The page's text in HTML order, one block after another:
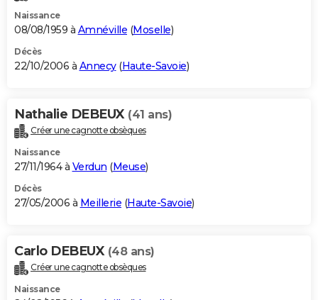
Naissance
08/08/1959 à Amnéville (Moselle)
Décès
22/10/2006 à Annecy(Haute-Savoie)
Nathalie DEBEUX (41 ans)
Créer une cagnotte obsèques
Naissance
27/11/1964 à Verdun (Meuse)
Décès
27/05/2006 à Meillerie (Haute-Savoie)
Carlo DEBEUX (48 ans)
Créer une cagnotte obsèques
Naissance